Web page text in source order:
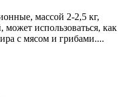
массой 2-2,5 кг,
может использоваться, как
с мясом и грибами....